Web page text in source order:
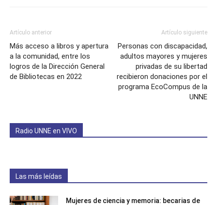
Artículo anterior
Más acceso a libros y apertura
a la comunidad, entre los
logros de la Dirección General
de Bibliotecas en 2022
Artículo siguiente
Personas con discapacidad,
adultos mayores y mujeres
privadas de su libertad
recibieron donaciones por el
programa EcoCompus de la
UNNE
Radio UNNE en VIVO
Las más leídas
Mujeres de ciencia y memoria: becarias de